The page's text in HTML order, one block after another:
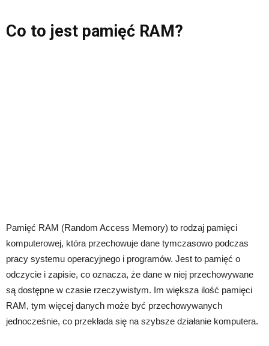
Co to jest pamięć RAM?
Pamięć RAM (Random Access Memory) to rodzaj pamięci
komputerowej, która przechowuje dane tymczasowo podczas
pracy systemu operacyjnego i programów. Jest to pamięć o
odczycie i zapisie, co oznacza, że ​​dane w niej przechowywane
są dostępne w czasie rzeczywistym. Im większa ilość pamięci
RAM, tym więcej danych może być przechowywanych
jednocześnie, co przekłada się na szybsze działanie komputera.